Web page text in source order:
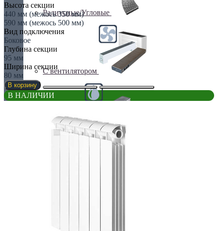
Радиусные/Угловые
С вентилятором
С дренажем
Высота секции
440 мм (межось 350 мм)
590 мм (межось 500 мм)
Вид подключения
Боковое
Глубина секции
95 мм
Ширина секции
80 мм
В корзину
В НАЛИЧИИ